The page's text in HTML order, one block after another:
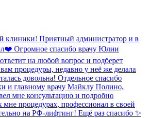
клиники! Приятный администратор и в
Огромное спасибо врачу Юлии
на любой вопрос и подберет
процедуры, недавно у неё же делала
довольна! Отдельное спасибо
и главному врачу Майклу Полино,
мне консультацию и подробно
мне процедурах, профессионал в своей
на РФ-лифтинг! Ещё раз спасибо ✨